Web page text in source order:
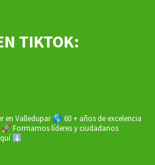
TIKTOK:
en Valledupar🌎 60 + años de excelencia
🚀 Formamos líderes y ciudadanos
⬇️